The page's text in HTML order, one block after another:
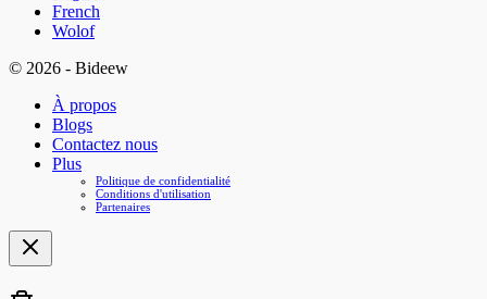
French
Wolof
© 2026 - Bideew
À propos
Blogs
Contactez nous
Plus
Politique de confidentialité
Conditions d'utilisation
Partenaires